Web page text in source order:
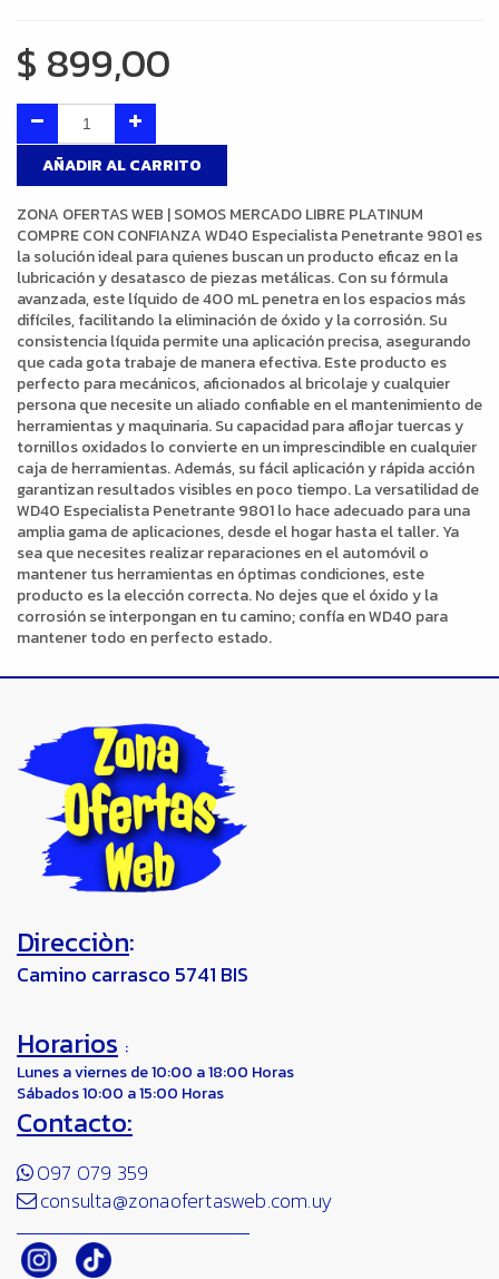
$ 899,00
AÑADIR AL CARRITO
ZONA OFERTAS WEB | SOMOS MERCADO LIBRE PLATINUM
COMPRE CON CONFIANZA WD40 Especialista Penetrante 9801 es
la solución ideal para quienes buscan un producto eficaz en la
lubricación y desatasco de piezas metálicas. Con su fórmula
avanzada, este líquido de 400 mL penetra en los espacios más
difíciles, facilitando la eliminación de óxido y la corrosión. Su
consistencia líquida permite una aplicación precisa, asegurando
que cada gota trabaje de manera efectiva. Este producto es
perfecto para mecánicos, aficionados al bricolaje y cualquier
persona que necesite un aliado confiable en el mantenimiento de
herramientas y maquinaria. Su capacidad para aflojar tuercas y
tornillos oxidados lo convierte en un imprescindible en cualquier
caja de herramientas. Además, su fácil aplicación y rápida acción
garantizan resultados visibles en poco tiempo. La versatilidad de
WD40 Especialista Penetrante 9801 lo hace adecuado para una
amplia gama de aplicaciones, desde el hogar hasta el taller. Ya
sea que necesites realizar reparaciones en el automóvil o
mantener tus herramientas en óptimas condiciones, este
producto es la elección correcta. No dejes que el óxido y la
corrosión se interpongan en tu camino; confía en WD40 para
mantener todo en perfecto estado.
Direcciòn:
Camino carrasco 5741 BIS
Horarios :
Lunes a viernes de 10:00 a 18:00 Horas
Sábados 10:00 a 15:00 Horas
Contacto:
097 079 359
consulta@zonaofertasweb.com.uy